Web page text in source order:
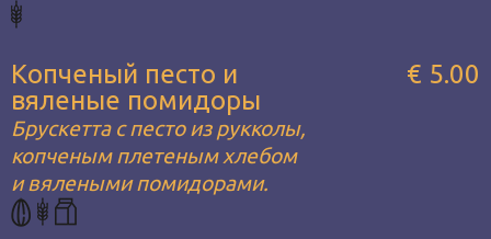
Копченый песто и
вяленые помидоры
Брускетта с песто из рукколы,
копченым плетеным хлебом
и вялеными помидорами.
€ 5.00